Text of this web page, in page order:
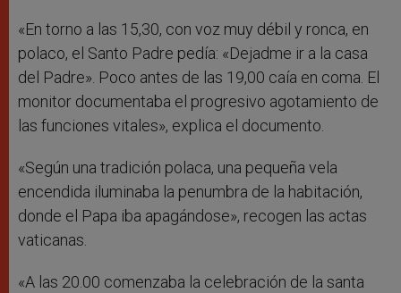
«En torno a las 15,30, con voz muy débil y ronca, en
polaco, el Santo Padre pedía: «Dejadme ir a la casa
del Padre». Poco antes de las 19,00 caía en coma. El
monitor documentaba el progresivo agotamiento de
las funciones vitales», explica el documento.
«Según una tradición polaca, una pequeña vela
encendida iluminaba la penumbra de la habitación,
donde el Papa iba apagándose», recogen las actas
vaticanas.
«A las 20.00 comenzaba la celebración de la santa